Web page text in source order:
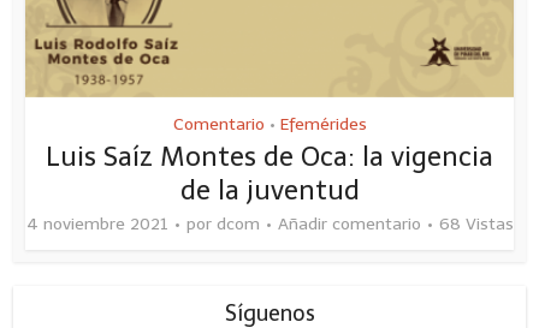
Comentario • Efemérides
Luis Saíz Montes de Oca: la vigencia
de la juventud
4 noviembre 2021 por dcom Añadir comentario 68 Vistas
Síguenos